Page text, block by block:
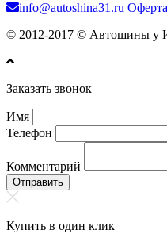
info@autoshina31.ru Оферта
© 2012-2017 © Автошины у
Заказать звонок
Имя
Телефон
Комментарий
Отправить
Купить в один клик